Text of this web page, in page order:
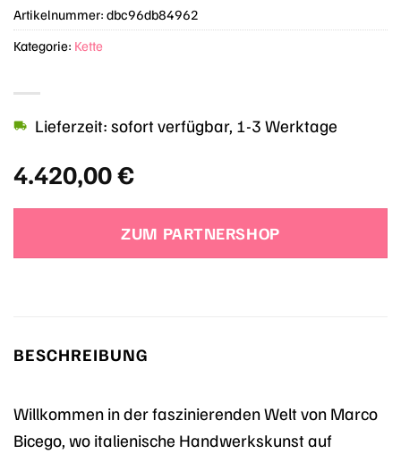
4.420,00€
Lieferzeit: sofort verfügbar, 1-3 Werktage
ZUM PARTNERSHOP
Artikelnummer: dbc96db84962
Kategorie: Kette
BESCHREIBUNG
Willkommen in der faszinierenden Welt von Marco
Bicego, wo italienische Handwerkskunst auf